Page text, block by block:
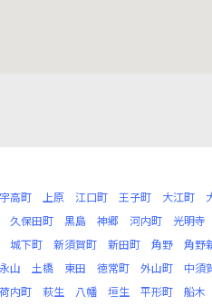
宇高町 上原 江口町 王子町 大江町
久保田町 黒島 神郷 河内町 光明寺
城下町 新須賀町 新田町 角野 角野
山 土橋 東田 徳常町 外山町 中須
荷内町 萩生 八幡 垣生 平形町 船木